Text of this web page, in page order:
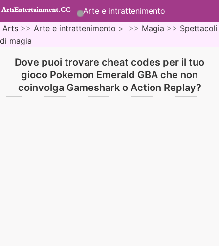
Arte e intrattenimento
Arts >> Arte e intrattenimento > >> Magia >> Spettacoli
di magia
Dove puoi trovare cheat codes per il tuo
gioco Pokemon Emerald GBA che non
coinvolga Gameshark o Action Replay?